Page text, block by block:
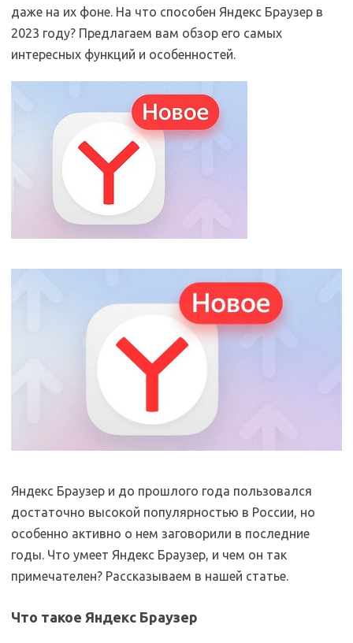
даже на их фоне. На что способен Яндекс Браузер в
2023 году? Предлагаем вам обзор его самых
интересных функций и особенностей.
Яндекс Браузер и до прошлого года пользовался
достаточно высокой популярностью в России, но
особенно активно о нем заговорили в последние
годы. Что умеет Яндекс Браузер, и чем он так
примечателен? Рассказываем в нашей статье.
Что такое Яндекс Браузер